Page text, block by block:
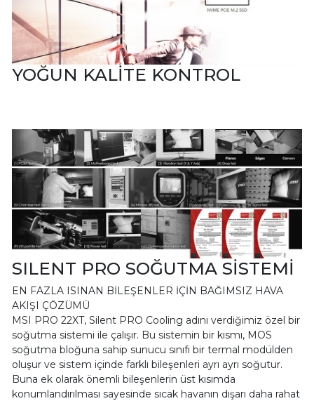
YOĞUN KALİTE KONTROL
SILENT PRO SOĞUTMA SİSTEMİ
EN FAZLA ISINAN BİLEŞENLER İÇİN BAĞIMSIZ HAVA
AKIŞI ÇÖZÜMÜ
MSI PRO 22XT, Silent PRO Cooling adını verdiğimiz özel bir
soğutma sistemi ile çalışır. Bu sistemin bir kısmı, MOS
soğutma bloğuna sahip sunucu sınıfı bir termal modülden
oluşur ve sistem içinde farklı bileşenleri ayrı ayrı soğutur.
Buna ek olarak önemli bileşenlerin üst kısımda
konumlandırılması sayesinde sıcak havanın dışarı daha rahat